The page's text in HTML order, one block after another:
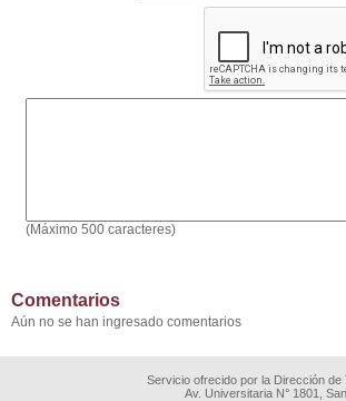
(Máximo 500 caracteres)
Comentarios
Aún no se han ingresado comentarios
Servicio ofrecido por la Dirección
Av. Universitaria N° 1801,